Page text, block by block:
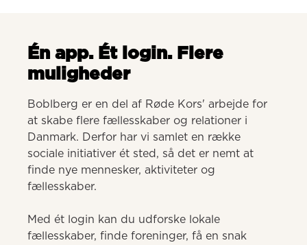
Én app. Ét login. Flere
muligheder
Boblberg er en del af Røde Kors' arbejde for
at skabe flere fællesskaber og relationer i
Danmark. Derfor har vi samlet en række
sociale initiativer ét sted, så det er nemt at
finde nye mennesker, aktiviteter og
fællesskaber.
Med ét login kan du udforske lokale
fællesskaber, finde foreninger, få en snak